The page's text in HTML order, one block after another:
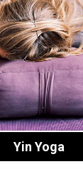
Yin Yoga